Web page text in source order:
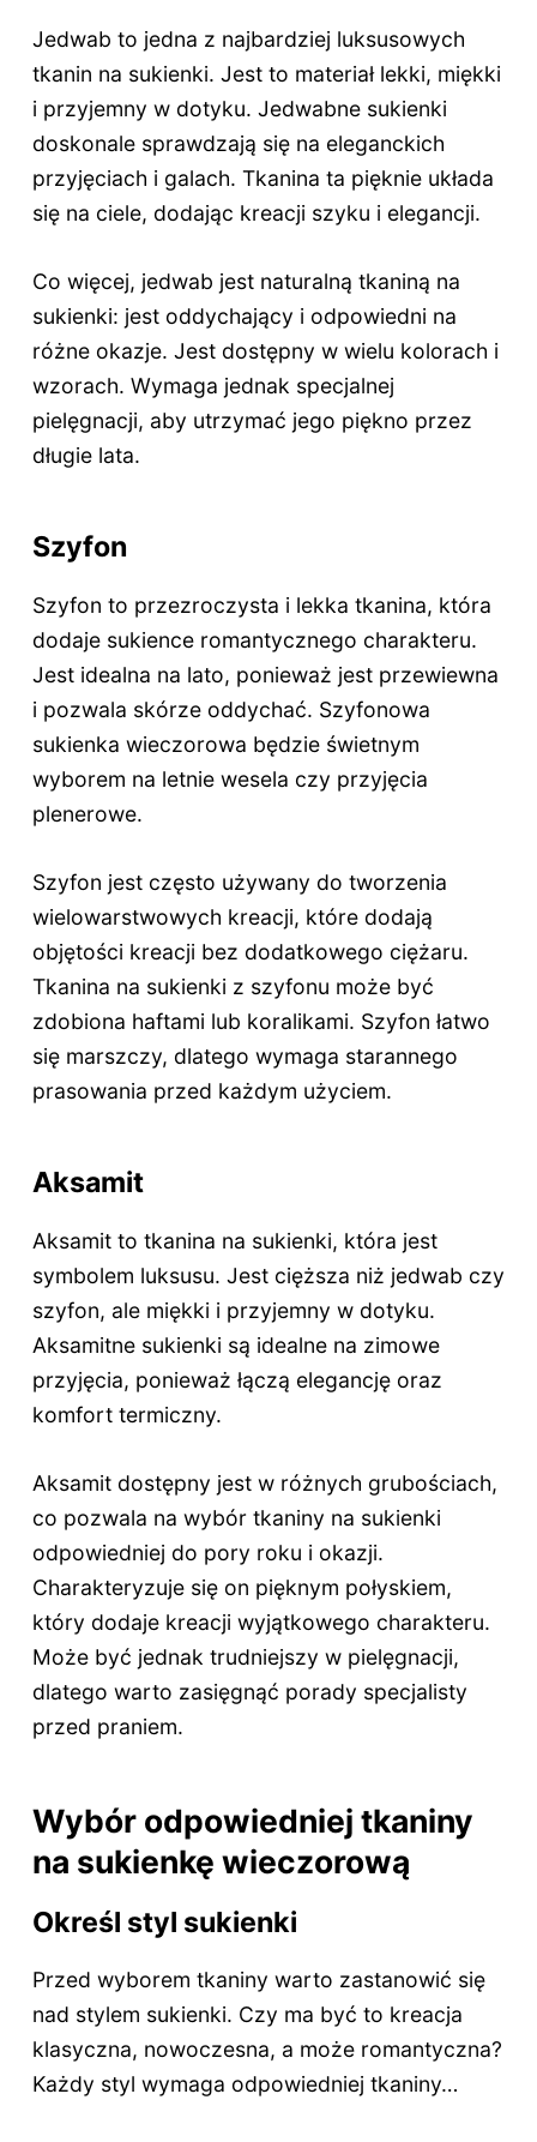
Jedwab to jedna z najbardziej luksusowych
tkanin na sukienki. Jest to materiał lekki, miękki
i przyjemny w dotyku. Jedwabne sukienki
doskonale sprawdzają się na eleganckich
przyjęciach i galach. Tkanina ta pięknie układa
się na ciele, dodając kreacji szyku i elegancji.
Co więcej, jedwab jest naturalną tkaniną na
sukienki: jest oddychający i odpowiedni na
różne okazje. Jest dostępny w wielu kolorach i
wzorach. Wymaga jednak specjalnej
pielęgnacji, aby utrzymać jego piękno przez
długie lata.
Szyfon
Szyfon to przezroczysta i lekka tkanina, która
dodaje sukience romantycznego charakteru.
Jest idealna na lato, ponieważ jest przewiewna
i pozwala skórze oddychać. Szyfonowa
sukienka wieczorowa będzie świetnym
wyborem na letnie wesela czy przyjęcia
plenerowe.
Szyfon jest często używany do tworzenia
wielowarstwowych kreacji, które dodają
objętości kreacji bez dodatkowego ciężaru.
Tkanina na sukienki z szyfonu może być
zdobiona haftami lub koralikami. Szyfon łatwo
się marszczy, dlatego wymaga starannego
prasowania przed każdym użyciem.
Aksamit
Aksamit to tkanina na sukienki, która jest
symbolem luksusu. Jest cięższa niż jedwab czy
szyfon, ale miękki i przyjemny w dotyku.
Aksamitne sukienki są idealne na zimowe
przyjęcia, ponieważ łączą elegancję oraz
komfort termiczny.
Aksamit dostępny jest w różnych grubościach,
co pozwala na wybór tkaniny na sukienki
odpowiedniej do pory roku i okazji.
Charakteryzuje się on pięknym połyskiem,
który dodaje kreacji wyjątkowego charakteru.
Może być jednak trudniejszy w pielęgnacji,
dlatego warto zasięgnąć porady specjalisty
przed praniem.
Wybór odpowiedniej tkaniny
na sukienkę wieczorową
Określ styl sukienki
Przed wyborem tkaniny warto zastanowić się
nad stylem sukienki. Czy ma być to kreacja
klasyczna, nowoczesna, a może romantyczna?
Każdy styl wymaga odpowiedniej tkaniny…